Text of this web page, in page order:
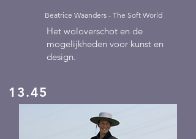
13.45
Beatrice Waanders - The Soft World
Het woloverschot en de
mogelijkheden voor kunst en
design.